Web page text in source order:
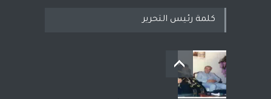
معاناة زلزال سوريّة تفضح:
زيف ديمقراطية الغرب! قلم :
رشاد أبو شاورآراء حرة ..
كلمة رئيس التحرير